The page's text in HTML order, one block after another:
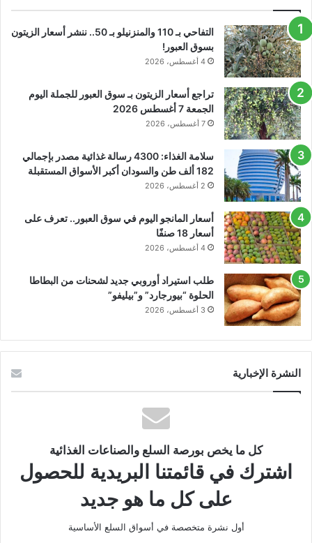
التفاحي بـ 110 والمنزنيلو بـ 50.. ننشر أسعار الزيتون
بسوق العبور!
4 أغسطس، 2026
تراجع أسعار الزيتون بـ سوق العبور للجملة اليوم
الجمعة 7 أغسطس 2026
7 أغسطس، 2026
سلامة الغذاء: 4300 رسالة غذائية مصدر بإجمالي
182 ألف طن والسودان أكبر الأسواق المستقبلة
2 أغسطس، 2026
أسعار المانجو اليوم في سوق العبور.. تعرف على
أسعار 18 صنفًا
4 أغسطس، 2026
طلب استيراد أوروبي جديد لشحنات من البطاطا
الحلوة “بيورجارد” و”بيليفو”
3 أغسطس، 2026
النشرة الإخبارية
كل ما يخص بورصة السلع والصناعات الغذائية
اشترك في قائمتنا البريدية للحصول
على كل ما هو جديد
أول نشرة متخصصة في أسواق السلع الأساسية